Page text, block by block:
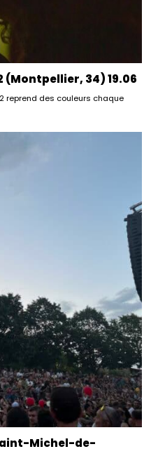
(Montpellier, 34) 19.06
reprend des couleurs chaque
Michel-de-